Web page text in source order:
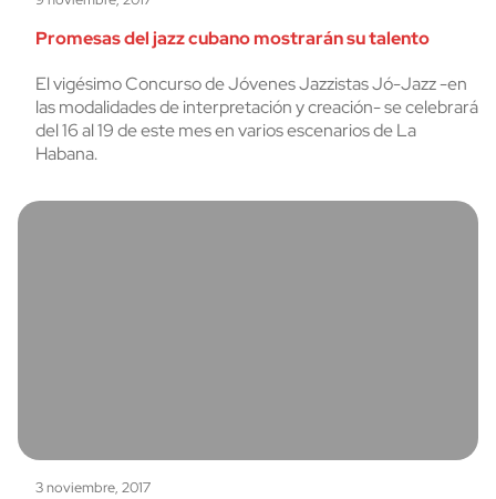
Promesas del jazz cubano mostrarán su talento
El vigésimo Concurso de Jóvenes Jazzistas Jó-Jazz -en
las modalidades de interpretación y creación- se celebrará
del 16 al 19 de este mes en varios escenarios de La
Habana.
3 noviembre, 2017